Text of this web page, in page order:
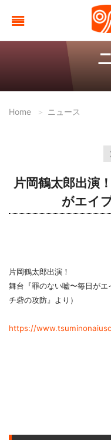
Home ニュース
片岡鶴太郎出演
がエイ
片岡鶴太郎出演！
舞台『罪のない嘘〜毎日が
チ砦の攻防』より）
https://